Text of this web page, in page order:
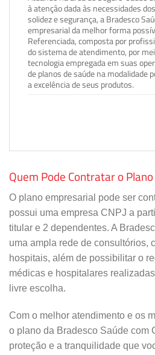
à atenção dada às necessidades
solidez e segurança, a Bradesco
empresarial da melhor forma
Referenciada, composta por
do sistema de atendimento, por
tecnologia empregada em suas
de planos de saúde na modalidade
a excelência de seus produtos.
Quem Pode Contratar o
O plano empresarial pode ser
possui uma empresa CNPJ a
titular e 2 dependentes. A
uma ampla rede de consultórios,
hospitais, além de possibilitar o
médicas e hospitalares
livre escolha.
Com o melhor atendimento e os
o plano da Bradesco Saúde com
proteção e a tranquilidade que